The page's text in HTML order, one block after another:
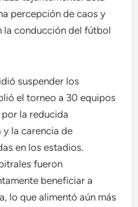
percepción de caos y
la conducción del fútbol
suspender los
el torneo a 30 equipos
la reducida
la carencia de
en los estadios.
fueron
beneficiar a
lo que alimentó aún más